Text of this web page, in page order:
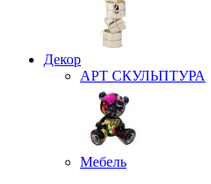
Декор
АРТ СКУЛЬПТУРА
Мебель